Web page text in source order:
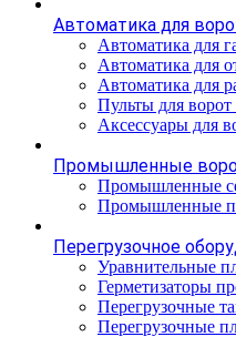
Автоматика для
Автоматика для
Автоматика для
Автоматика для
Пульты для
Аксессуары для
Промышленные
Промышленные
Промышленные
Перегрузочное
Уравнительные
Герметизаторы
Перегрузочные
Перегрузочные